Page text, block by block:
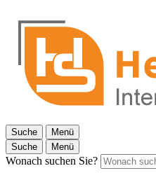
Suche
Menü
Suche
Menü
Wonach suchen Sie?